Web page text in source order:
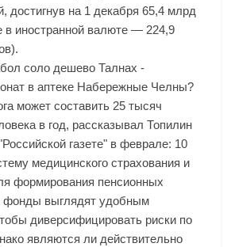
достигнув на 1 декабря 65,4 млрд
в иностранной валюте — 224,9
соло дешево Талнах -
в аптеке Набережные Челны?
может составить 25 тысяч
в год, рассказывал Топилин
газете" в феврале: 10
медицинского страхования и
формирования пенсионных
фонды выглядят удобным
диверсифицировать риски по
являются ли действительно